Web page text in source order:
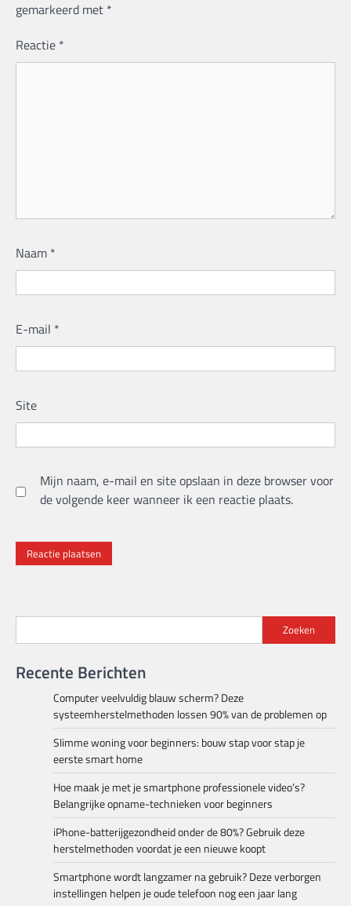
gemarkeerd met *
Reactie *
Naam *
E-mail *
Site
Mijn naam, e-mail en site opslaan in deze browser voor
de volgende keer wanneer ik een reactie plaats.
Zoeken
Recente Berichten
Computer veelvuldig blauw scherm? Deze
systeemherstelmethoden lossen 90% van de problemen op
Slimme woning voor beginners: bouw stap voor stap je
eerste smart home
Hoe maak je met je smartphone professionele video’s?
Belangrijke opname-technieken voor beginners
iPhone-batterijgezondheid onder de 80%? Gebruik deze
herstelmethoden voordat je een nieuwe koopt
Smartphone wordt langzamer na gebruik? Deze verborgen
instellingen helpen je oude telefoon nog een jaar lang